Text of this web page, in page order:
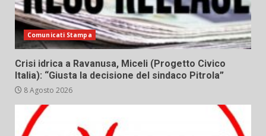
Comunicati Stampa
Crisi idrica a Ravanusa, Miceli (Progetto Civico
Italia): “Giusta la decisione del sindaco Pitrola”
8 Agosto 2026